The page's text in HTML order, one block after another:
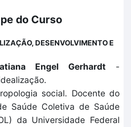
do Curso
DESENVOLVIMENTO E
Engel Gerhardt -
social. Docente do
Saúde Coletiva de Saúde
da Universidade Federal